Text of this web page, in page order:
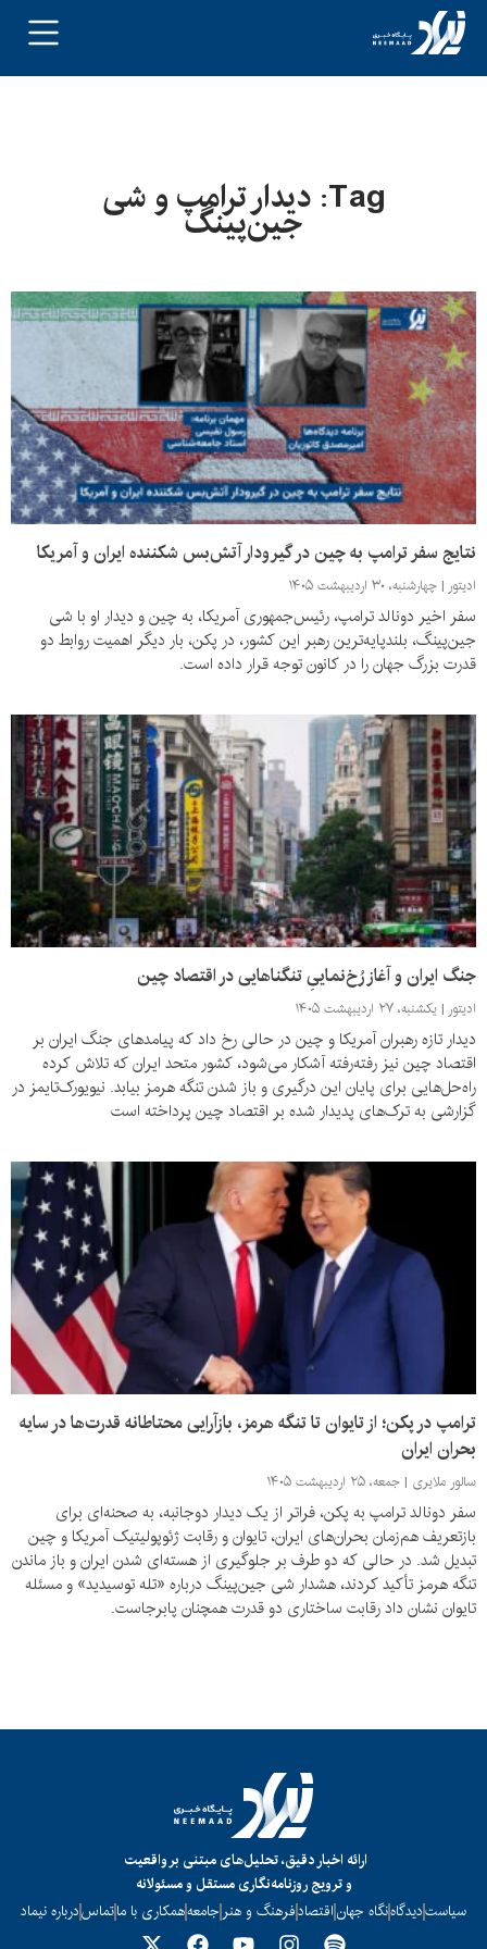
Tag: دیدار ترامپ و شی
جین‌پینگ
نتایج سفر ترامپ به چین در گیرودار آتش‌بس شکننده ایران و آمریکا
ادیتور چهارشنبه، ۳۰ اردیبهشت ۱۴۰۵
سفر اخیر دونالد ترامپ، رئیس‌جمهوری آمریکا، به چین و دیدار او با شی
جین‌پینگ، بلندپایه‌ترین رهبر این کشور، در پکن، بار دیگر اهمیت روابط دو
قدرت بزرگ جهان را در کانون توجه قرار داده است.
جنگ ایران و آغاز رُخ‌نماییِ تنگناهایی در اقتصاد چین
ادیتور یکشنبه، ۲۷ اردیبهشت ۱۴۰۵
دیدار تازه رهبران آمریکا و چین در حالی رخ داد که پیامدهای جنگ ایران بر
اقتصاد چین نیز رفته‌رفته آشکار می‌شود، کشور متحد ایران که تلاش کرده
راه‌حل‌هایی برای پایان این درگیری و باز شدن تنگه هرمز بیابد. نیویورک‌تایمز در
گزارشی به ترک‌های پدیدار شده بر اقتصاد چین پرداخته است
ترامپ در پکن؛ از تایوان تا تنگه هرمز، بازآرایی محتاطانه قدرت‌ها در سایه
بحران ایران
سالور ملایری جمعه، ۲۵ اردیبهشت ۱۴۰۵
سفر دونالد ترامپ به پکن، فراتر از یک دیدار دوجانبه، به صحنه‌ای برای
بازتعریف هم‌زمان بحران‌های ایران، تایوان و رقابت ژئوپولیتیک آمریکا و چین
تبدیل شد. در حالی که دو طرف بر جلوگیری از هسته‌ای شدن ایران و باز ماندن
تنگه هرمز تأکید کردند، هشدار شی جین‌پینگ درباره «تله توسیدید» و مسئله
تایوان نشان داد رقابت ساختاری دو قدرت همچنان پابرجاست.
ارائه اخبار دقیق، تحلیل‌های مبتنی بر واقعیت
و ترویج روزنامه‌نگاری مستقل و مسئولانه
سیاستدیدگاهنگاه جهاناقتصادفرهنگ و هنر جامعههمکاری با ماتماسدرباره نیماد